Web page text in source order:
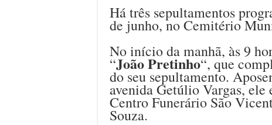
Há três sepultamentos
de junho, no Cemitério
No início da manhã, às 9
“João Pretinho“, que
do seu sepultamento.
avenida Getúlio Vargas, ele
Centro Funerário São
Souza.